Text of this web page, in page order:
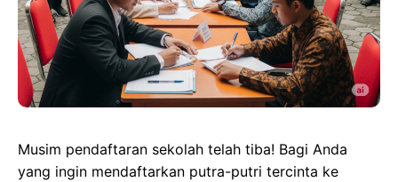
Musim pendaftaran sekolah telah tiba! Bagi Anda
yang ingin mendaftarkan putra-putri tercinta ke